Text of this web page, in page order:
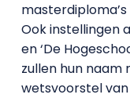
Ook instellingen
en ‘De
zullen hun naam
wetsvoorstel